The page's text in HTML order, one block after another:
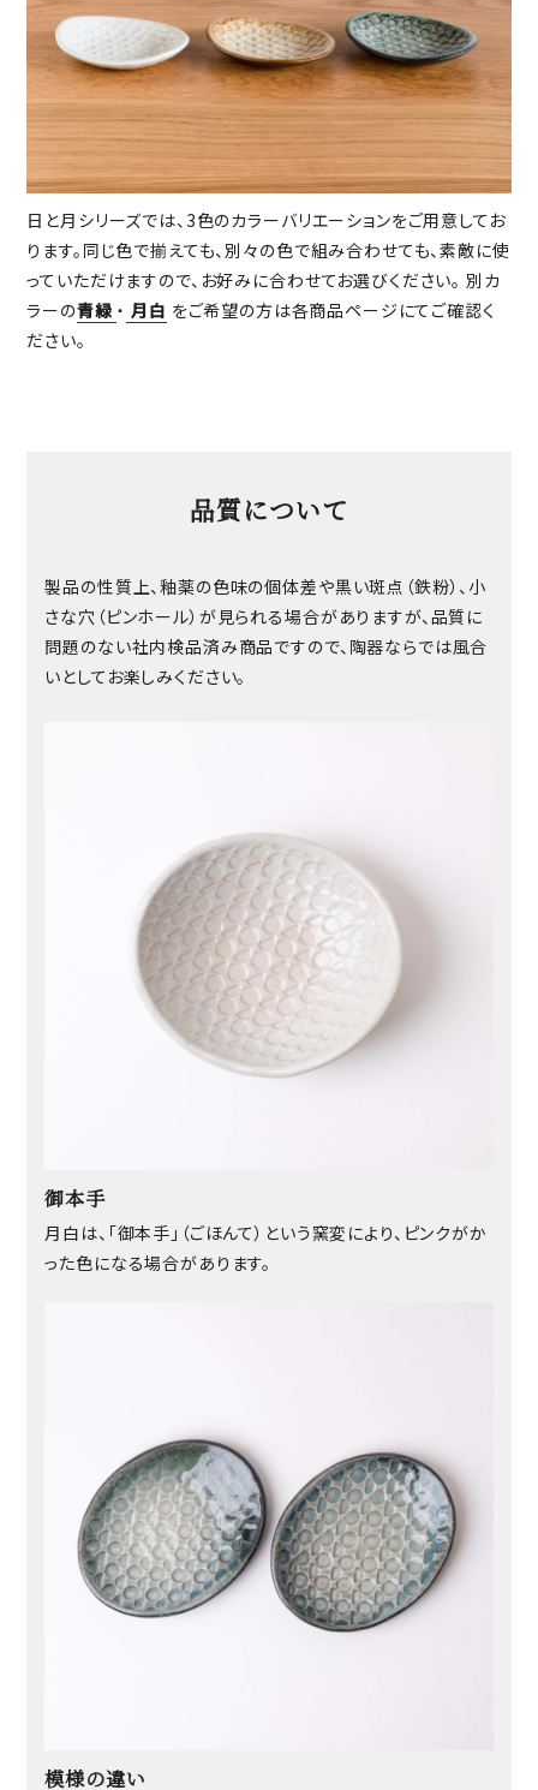
日と月シリーズでは、3色のカラーバリエーションをご用意してお
ります。同じ色で揃えても、別々の色で組み合わせても、素敵に使
っていただけますので、お好みに合わせてお選びください。 別カ
ラーの青緑 ・ 月白 をご希望の方は各商品ページにてご確認く
ださい。
品質について
製品の性質上、釉薬の色味の個体差や黒い斑点（鉄粉）、小
さな穴（ピンホール）が見られる場合がありますが、品質に
問題のない社内検品済み商品ですので、陶器ならでは風合
いとしてお楽しみください。
御本手
月白は、「御本手」（ごほんて）という窯変により、ピンクがか
った色になる場合があります。
模様の違い